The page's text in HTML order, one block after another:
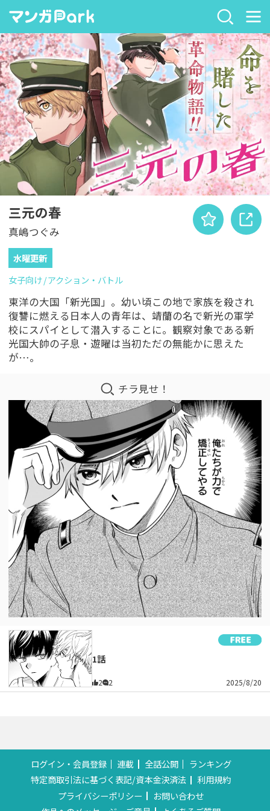
三元の春
真嶋つぐみ
水曜更新
女子向け アクション・バトル
東洋の大国「新光国」。幼い頃この地で家族を殺され
復讐に燃える日本人の青年は、靖蘭の名で新光の軍学
校にスパイとして潜入することに。観察対象である新
光国大帥の子息・遊曜は当初ただの無能かに思えた
が…。
チラ見せ！
1話
2 2 2025/8/20
ログイン・会員登録 連載 全話公開
ランキング
特定商取引法に基づく表記/資本金決済法
利用規約
プライバシーポリシー
お問い合わせ